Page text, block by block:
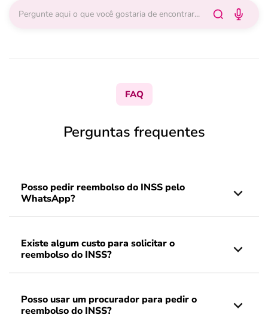
FAQ
Perguntas frequentes
Posso pedir reembolso do INSS pelo
WhatsApp?
Existe algum custo para solicitar o
reembolso do INSS?
Posso usar um procurador para pedir o
reembolso do INSS?